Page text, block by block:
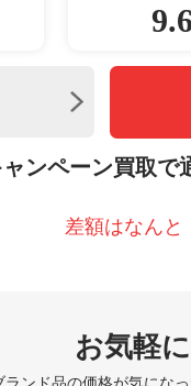
9.6
ャンペーン買取で
差額はなんと
お気軽